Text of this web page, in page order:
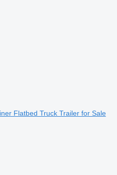
Flatbed Truck Trailer for Sale